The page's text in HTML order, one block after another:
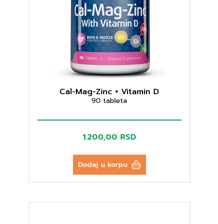
Cal-Mag-Zinc + Vitamin D
90 tableta
1.200,00 RSD
Dodaj u korpu